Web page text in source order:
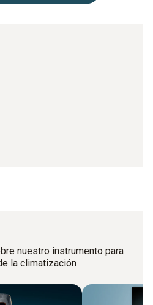
nuestro instrumento para
la climatización